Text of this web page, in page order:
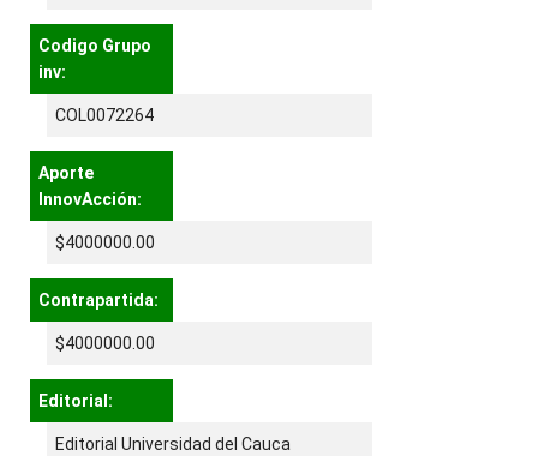
Codigo Grupo
inv:
COL0072264
Aporte
InnovAcción:
$4000000.00
Contrapartida:
$4000000.00
Editorial:
Editorial Universidad del Cauca